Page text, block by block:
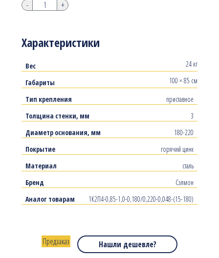
Характеристики
Вес
24 кг
Габариты
100 × 85 см
Тип крепления
приставное
Толщина стенки, мм
3
Диаметр основания, мм
180-220
Покрытие
горячий цинк
Материал
сталь
Бренд
Сэлмон
Аналог товарам
1К2П4-0,85-1,0-0,180/0,220-0,048-(15-180)
- +
Нашли дешевле?
Предзаказ